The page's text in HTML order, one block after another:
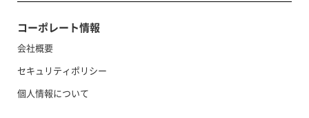
コーポレート情報
会社概要
セキュリティポリシー
個人情報について